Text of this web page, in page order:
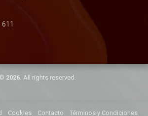
Cookies Contacto Términos y Condiciones
© 2026. All rights reserved.